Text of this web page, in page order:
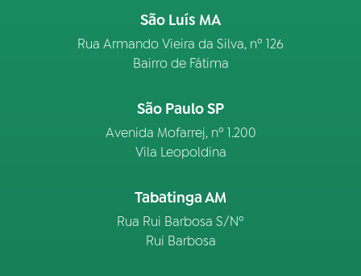
São Luís MA
Rua Armando Vieira da Silva, nº 126
Bairro de Fátima
São Paulo SP
Avenida Mofarrej, nº 1.200
Vila Leopoldina
Tabatinga AM
Rua Rui Barbosa S/Nº
Rui Barbosa